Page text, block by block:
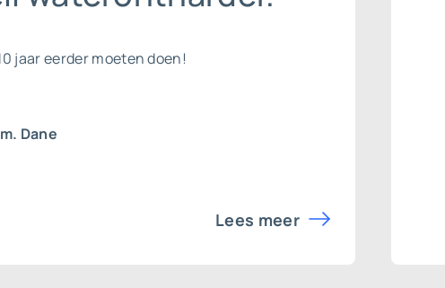
jaar eerder moeten doen!
Dane
Lees meer